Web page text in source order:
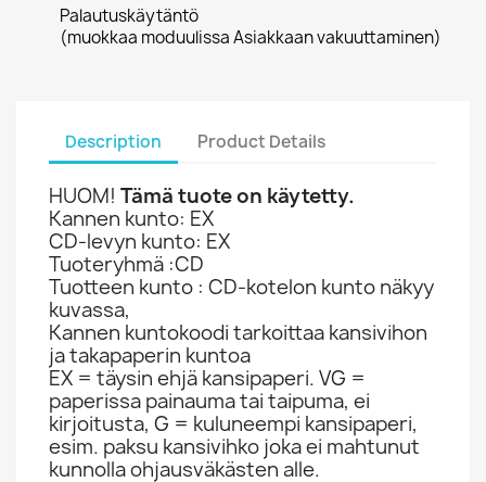
Palautuskäytäntö
(muokkaa moduulissa Asiakkaan vakuuttaminen)
Description Product Details
HUOM! Tämä tuote on käytetty.
Kannen kunto: EX
CD-levyn kunto: EX
Tuoteryhmä :CD
Tuotteen kunto : CD-kotelon kunto näkyy
kuvassa,
Kannen kuntokoodi tarkoittaa kansivihon
ja takapaperin kuntoa
EX = täysin ehjä kansipaperi. VG =
paperissa painauma tai taipuma, ei
kirjoitusta, G = kuluneempi kansipaperi,
esim. paksu kansivihko joka ei mahtunut
kunnolla ohjausväkästen alle.